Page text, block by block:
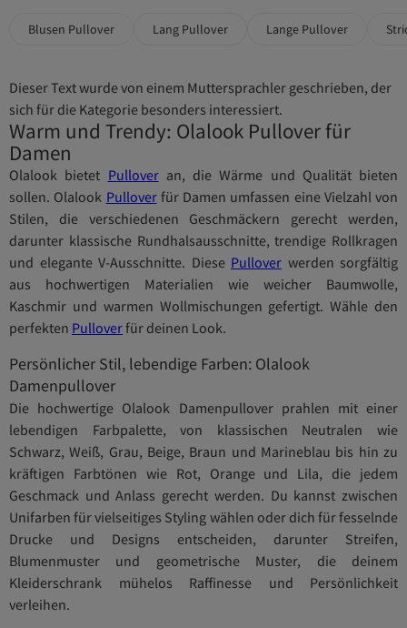
Blusen Pullover Lang Pullover Lange Pullover
Dieser Text wurde von einem Muttersprachler geschrieben, der
sich für die Kategorie besonders interessiert.
Warm und Trendy: Olalook Pullover für
Damen
Olalook bietet Pulloveran, die Wärme und Qualität bieten
sollen. Olalook Pulloverfür Damen umfassen eine Vielzahl von
Stilen, die verschiedenen Geschmäckern gerecht werden,
darunter klassische Rundhalsausschnitte, trendige Rollkragen
und elegante V-Ausschnitte. Diese Pullover werden sorgfältig
aus hochwertigen Materialien wie weicher Baumwolle,
Kaschmir und warmen Wollmischungen gefertigt. Wähle den
perfekten Pulloverfür deinen Look.
Persönlicher Stil, lebendige Farben: Olalook
Damenpullover
Die hochwertige Olalook Damenpullover prahlen mit einer
lebendigen Farbpalette, von klassischen Neutralen wie
Schwarz, Weiß, Grau, Beige, Braun und Marineblau bis hin zu
kräftigen Farbtönen wie Rot, Orange und Lila, die jedem
Geschmack und Anlass gerecht werden. Du kannst zwischen
Unifarben für vielseitiges Styling wählen oder dich für fesselnde
Drucke und Designs entscheiden, darunter Streifen,
Blumenmuster und geometrische Muster, die deinem
Kleiderschrank mühelos Raffinesse und Persönlichkeit
verleihen.